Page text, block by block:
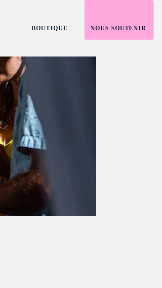
BOUTIQUE NOUS SOUTENIR